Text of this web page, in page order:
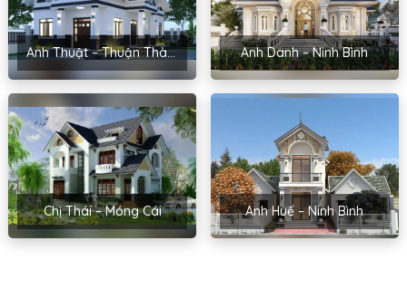
Anh Thuật – Thuận Thành, Bắc Ninh Anh Danh – Ninh Bình
Chị Thái – Móng Cái Anh Huế – Ninh Bình